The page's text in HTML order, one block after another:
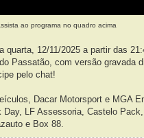
ao programa no quadro acima
quarta, 12/11/2025 a partir das
Passatão, com versão gravada
pelo chat!
Dacar Motorsport e MGA
Day, LF Assessoria, Castelo
e Box 88.